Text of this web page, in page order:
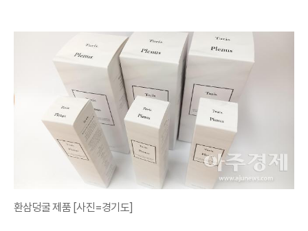
환삼덩굴 제품 [사진=경기도]